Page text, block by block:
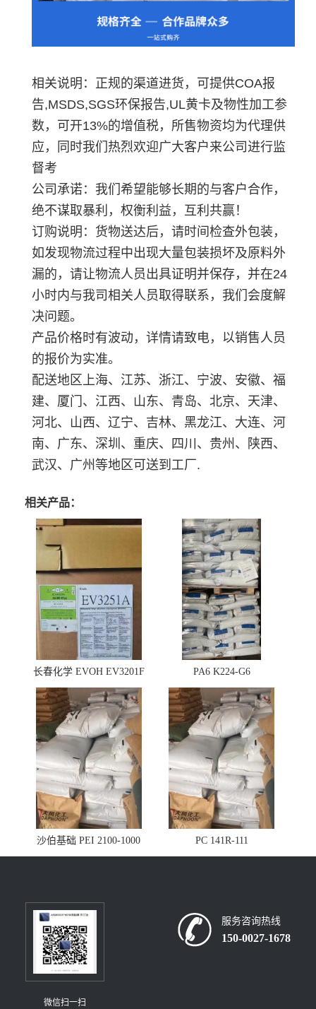
相关说明：正规的渠道进货，可提供COA报
告,MSDS,SGS环保报告,UL黄卡及物性加工参
数，可开13%的增值税，所售物资均为代理供
应，同时我们热烈欢迎广大客户来公司进行监
督考
公司承诺：我们希望能够长期的与客户合作，
绝不谋取暴利，权衡利益，互利共赢！
订购说明：货物送达后，请时间检查外包装，
如发现物流过程中出现大量包装损坏及原料外
漏的，请让物流人员出具证明并保存，并在24
小时内与我司相关人员取得联系，我们会度解
决问题。
产品价格时有波动，详情请致电，以销售人员
的报价为实准。
配送地区上海、江苏、浙江、宁波、安徽、福
建、厦门、江西、山东、青岛、北京、天津、
河北、山西、辽宁、吉林、黑龙江、大连、河
南、广东、深圳、重庆、四川、贵州、陕西、
武汉、广州等地区可送到工厂.
相关产品：
长春化学 EVOH EV3201F PA6 K224-G6
沙伯基础 PEI 2100-1000 PC 141R-111
微信扫一扫
服务咨询热线
150-0027-1678